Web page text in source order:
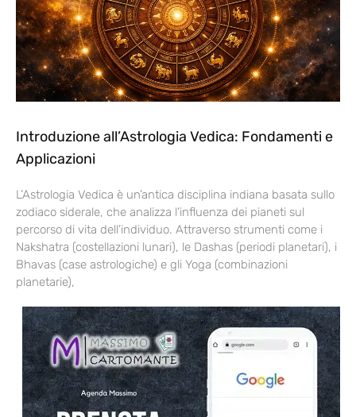
Introduzione all’Astrologia Vedica: Fondamenti e
Applicazioni
L’Astrologia Vedica è un’antica disciplina indiana basata sullo
zodiaco siderale, che analizza l’influenza dei pianeti sul
percorso di vita dell’individuo. Attraverso strumenti come i
Nakshatra (costellazioni lunari), le Dashas (periodi planetari), i
Bhavas (case astrologiche) e gli Yoga (combinazioni
planetarie),